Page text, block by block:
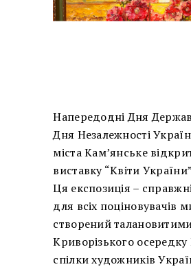
Напередодні Дня
Дня Незалежності
міста Кам’янське
виставку “Квіти
Ця експозиція –
для всіх поціновувачів
створений
Криворізького осередку
спілки художників